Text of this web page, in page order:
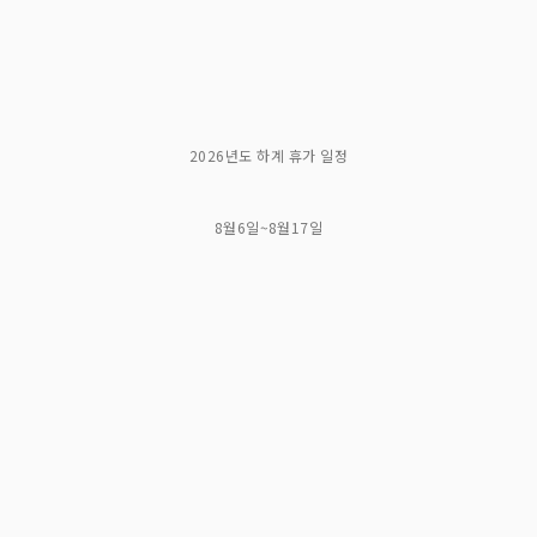
2026년도 하계 휴가 일정
8월6일~8월17일